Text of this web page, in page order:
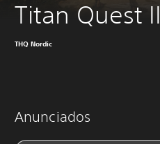
Titan Quest II
THQ Nordic
Anunciados